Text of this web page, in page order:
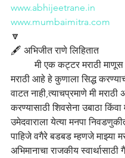
www.abhijeetrane.in
www.mumbaimitra.com
🔽
🖋️ अभिजीत राणे लिहितात
	मी एक कट्टर मराठी माणूस आहे.परंतु मी
मराठी आहे हे कुणाला सिद्ध
वाटत नाही,त्याचप्रमाणे मी मराठी
करण्यासाठी शिवसेना उबाठा
उमेदवाराला येत्या मनपा
पाहिजे वगैरे बडबड म्हणजे माझ्या
अभिमानाचा राजकीय स्वार्थासाठी